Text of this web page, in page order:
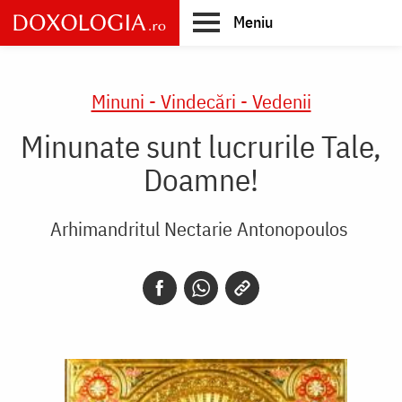
Skip
to
main
Meniu
Minuni - Vindecări - Vedenii
Minunate sunt lucrurile Tale,
Doamne!
Arhimandritul Nectarie Antonopoulos